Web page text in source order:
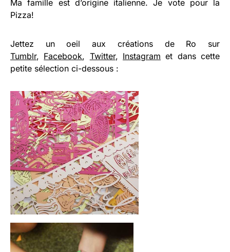
Ma famille est d’origine italienne. Je vote pour la
Pizza!
Jettez un oeil aux créations de Ro sur
Tumblr, Facebook, Twitter, Instagram et dans cette
petite sélection ci-dessous :